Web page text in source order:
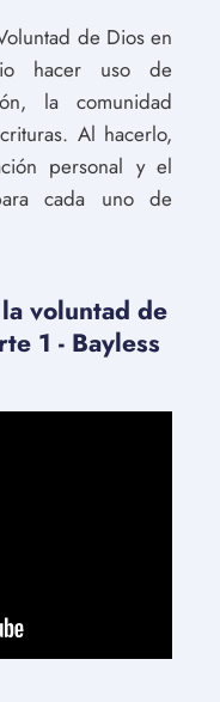
de Dios en
hacer uso de
la comunidad
Al hacerlo,
personal y el
cada uno de
voluntad de
1 - Bayless